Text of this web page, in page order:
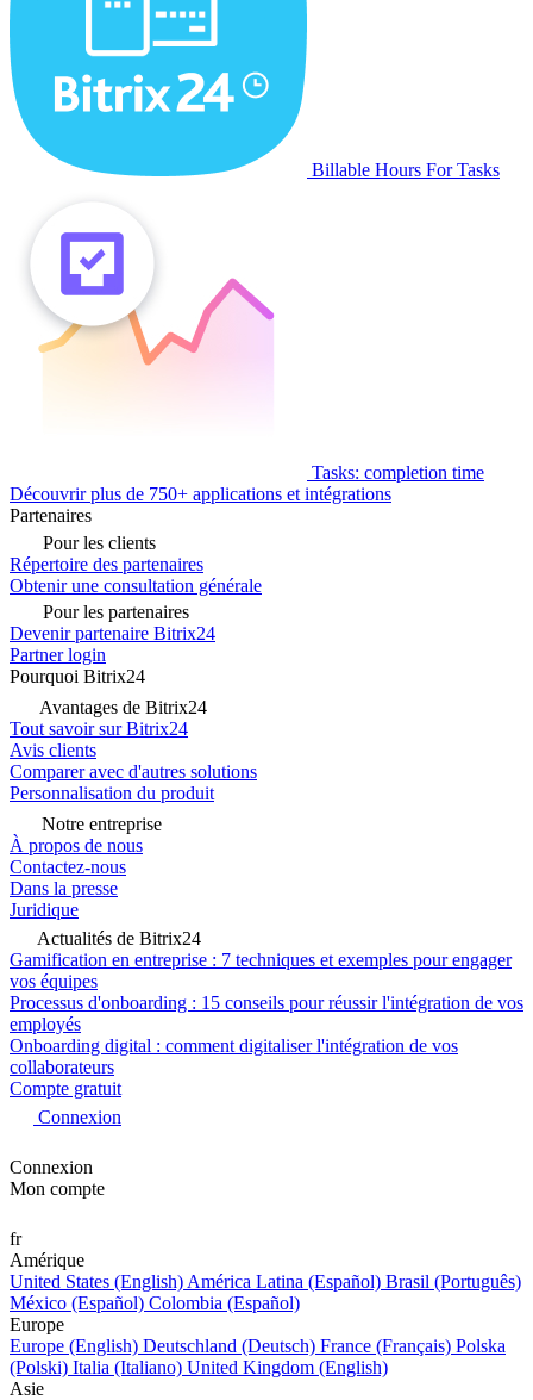
Billable Hours For Tasks
Tasks: completion time
Découvrir plus de 750+ applications et intégrations
Partenaires
Pour les clients
Répertoire des partenaires
Obtenir une consultation générale
Pour les partenaires
Devenir partenaire Bitrix24
Partner login
Pourquoi Bitrix24
Avantages de Bitrix24
Tout savoir sur Bitrix24
Avis clients
Comparer avec d'autres solutions
Personnalisation du produit
Notre entreprise
À propos de nous
Contactez-nous
Dans la presse
Juridique
Actualités de Bitrix24
Gamification en entreprise : 7 techniques et exemples pour engager
vos équipes
Processus d'onboarding : 15 conseils pour réussir l'intégration de vos
employés
Onboarding digital : comment digitaliser l'intégration de vos
collaborateurs
Compte gratuit
Connexion
Connexion
Mon compte
fr
Amérique
United States (English) América Latina (Español) Brasil (Português)
México (Español) Colombia (Español)
Europe
Europe (English) Deutschland (Deutsch) France (Français) Polska
(Polski) Italia (Italiano) United Kingdom (English)
Asie